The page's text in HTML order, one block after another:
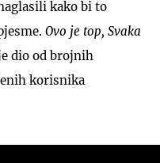
kako bi to
Ovo je top, Svaka
dio od brojnih
korisnika